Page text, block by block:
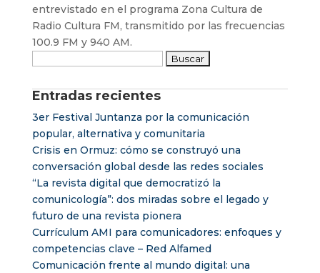
entrevistado en el programa Zona Cultura de
Radio Cultura FM, transmitido por las frecuencias
100.9 FM y 940 AM.
Entradas recientes
3er Festival Juntanza por la comunicación
popular, alternativa y comunitaria
Crisis en Ormuz: cómo se construyó una
conversación global desde las redes sociales
“La revista digital que democratizó la
comunicología”: dos miradas sobre el legado y
futuro de una revista pionera
Currículum AMI para comunicadores: enfoques y
competencias clave – Red Alfamed
Comunicación frente al mundo digital: una